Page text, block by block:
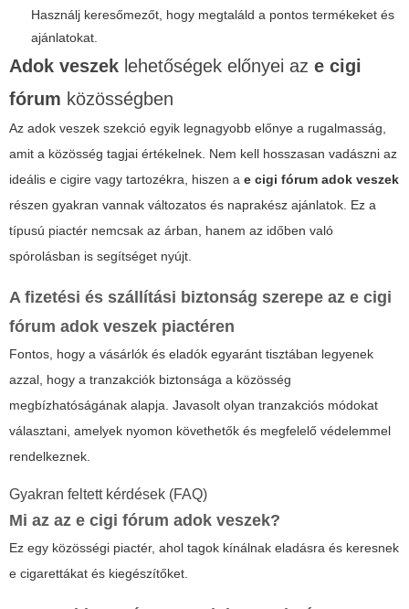
Használj keresőmezőt, hogy megtaláld a pontos termékeket és
ajánlatokat.
Adok veszek lehetőségek előnyei az e cigi
fórum közösségben
Az adok veszek szekció egyik legnagyobb előnye a rugalmasság,
amit a közösség tagjai értékelnek. Nem kell hosszasan vadászni az
ideális e cigire vagy tartozékra, hiszen a e cigi fórum adok veszek
részen gyakran vannak változatos és naprakész ajánlatok. Ez a
típusú piactér nemcsak az árban, hanem az időben való
spórolásban is segítséget nyújt.
A fizetési és szállítási biztonság szerepe az e cigi
fórum adok veszek piactéren
Fontos, hogy a vásárlók és eladók egyaránt tisztában legyenek
azzal, hogy a tranzakciók biztonsága a közösség
megbízhatóságának alapja. Javasolt olyan tranzakciós módokat
választani, amelyek nyomon követhetők és megfelelő védelemmel
rendelkeznek.
Gyakran feltett kérdések (FAQ)
Mi az az e cigi fórum adok veszek?
Ez egy közösségi piactér, ahol tagok kínálnak eladásra és keresnek
e cigarettákat és kiegészítőket.